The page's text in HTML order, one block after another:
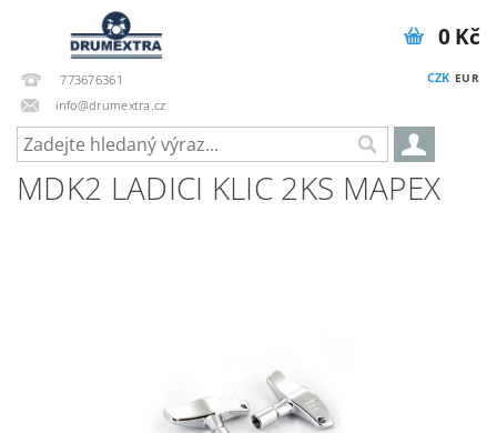
773676361
info@drumextra.cz
CZK EUR
0 Kč
MDK2 LADICI KLIC 2KS MAPEX